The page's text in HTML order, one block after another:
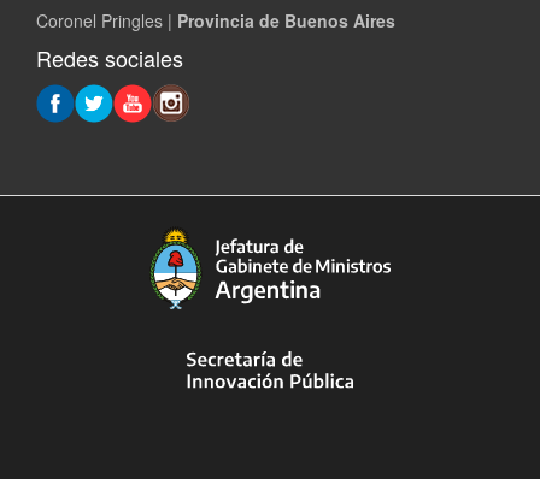
Coronel Pringles | Provincia de Buenos Aires
Redes sociales